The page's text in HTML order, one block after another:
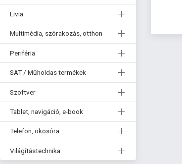
Livia
Multimédia, szórakozás, otthon
Periféria
SAT / Műholdas termékek
Szoftver
Tablet, navigáció, e-book
Telefon, okosóra
Világítástechnika